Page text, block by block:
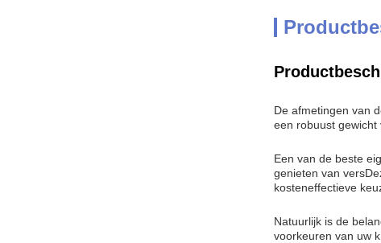
De afmetingen van
een robuust gewicht
Een van de beste
genieten van
kosteneffectieve
Natuurlijk is de
voorkeuren van uw